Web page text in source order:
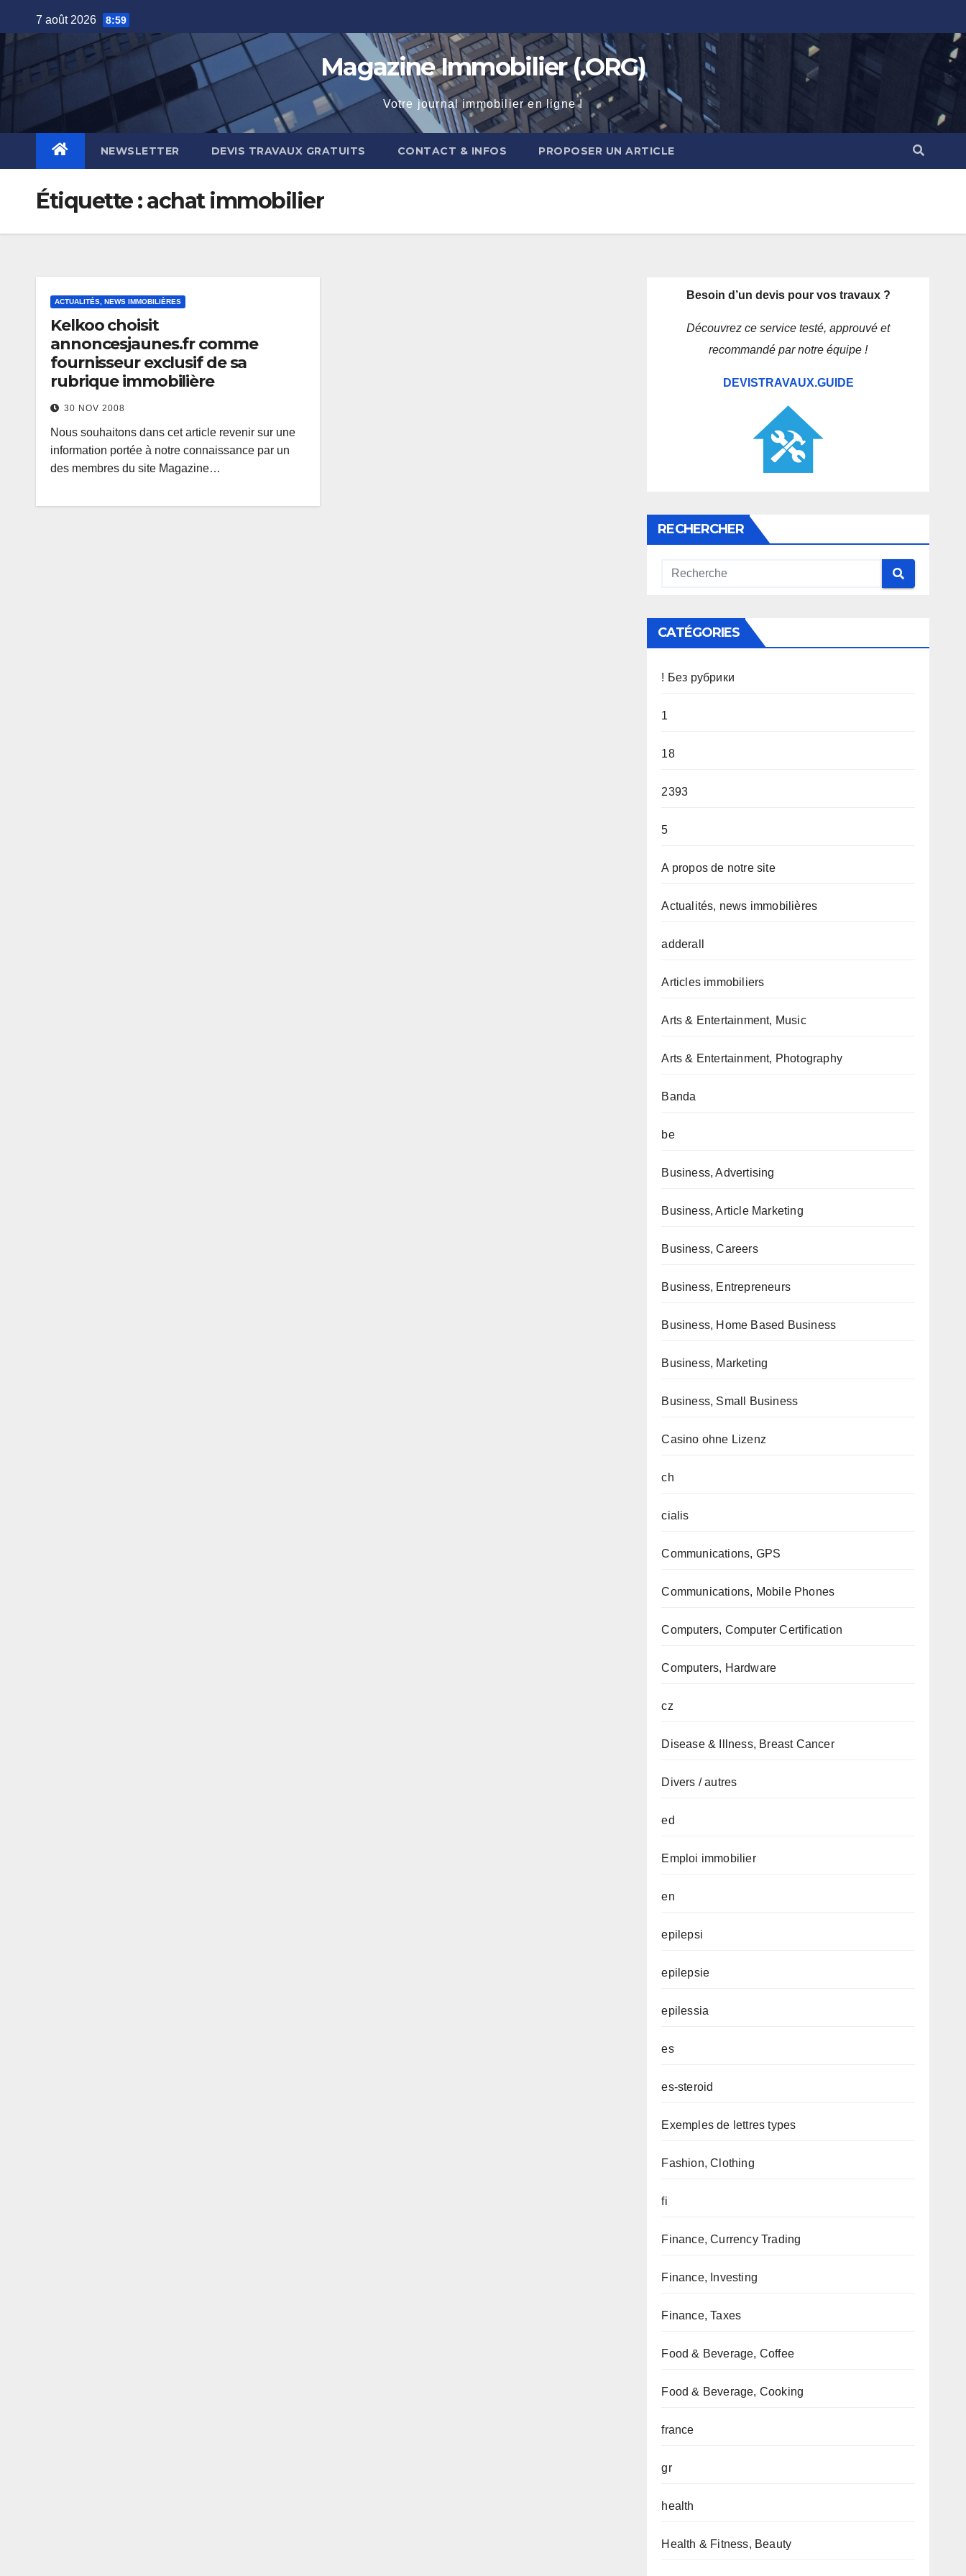
to
7 août 2026 8:59
Magazine Immobilier (.ORG)
Votre journal immobilier en ligne !
NEWSLETTER DEVIS TRAVAUX GRATUITS CONTACT & INFOS PROPOSER UN ARTICLE
Étiquette :achat immobilier
ACTUALITÉS, NEWS IMMOBILIÈRES
Kelkoo choisit
annoncesjaunes.fr comme
fournisseur exclusif de sa
rubrique immobilière
30 NOV 2008
Nous souhaitons dans cet article revenir sur une
information portée à notre connaissance par un
des membres du site Magazine…
Besoin d’un devis pour vos travaux ?
Découvrez ce service testé, approuvé et
recommandé par notre équipe !
DEVISTRAVAUX.GUIDE
RECHERCHER
CATÉGORIES
! Без рубрики
1
18
2393
5
A propos de notre site
Actualités, news immobilières
adderall
Articles immobiliers
Arts & Entertainment, Music
Arts & Entertainment, Photography
Banda
be
Business, Advertising
Business, Article Marketing
Business, Careers
Business, Entrepreneurs
Business, Home Based Business
Business, Marketing
Business, Small Business
Casino ohne Lizenz
ch
cialis
Communications, GPS
Communications, Mobile Phones
Computers, Computer Certification
Computers, Hardware
cz
Disease & Illness, Breast Cancer
Divers / autres
ed
Emploi immobilier
en
epilepsi
epilepsie
epilessia
es
es-steroid
Exemples de lettres types
Fashion, Clothing
fi
Finance, Currency Trading
Finance, Investing
Finance, Taxes
Food & Beverage, Coffee
Food & Beverage, Cooking
france
gr
health
Health & Fitness, Beauty